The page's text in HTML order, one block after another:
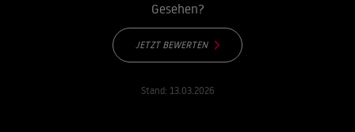
Gesehen?
JETZT BEWERTEN
Stand: 13.03.2026